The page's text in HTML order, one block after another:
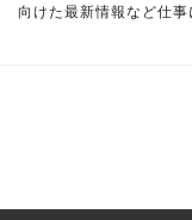
向けた最新情報など仕事